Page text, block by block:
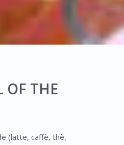
OF THE
(latte, caffè, thè,